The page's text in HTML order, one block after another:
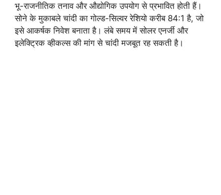
भू-राजनीतिक तनाव और औद्योगिक उपयोग से प्रभावित होती हैं।
सोने के मुकाबले चांदी का गोल्ड-सिल्वर रेशियो करीब 84:1 है, जो
इसे आकर्षक निवेश बनाता है। लंबे समय में सोलर एनर्जी और
इलेक्ट्रिक व्हीकल्स की मांग से चांदी मजबूत रह सकती है।